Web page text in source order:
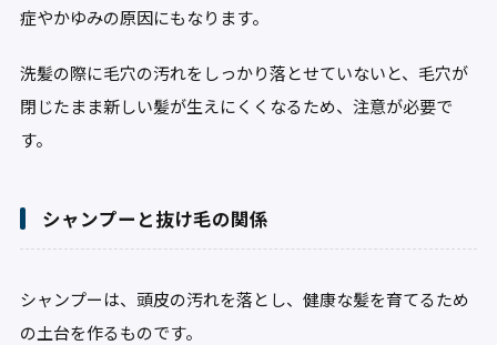
症やかゆみの原因にもなります。
洗髪の際に毛穴の汚れをしっかり落とせていないと、毛穴が
閉じたまま新しい髪が生えにくくなるため、注意が必要で
す。
シャンプーと抜け毛の関係
シャンプーは、頭皮の汚れを落とし、健康な髪を育てるため
の土台を作るものです。